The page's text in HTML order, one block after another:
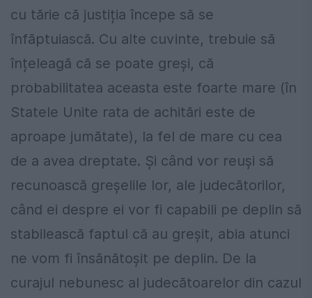
cu tărie că justiția începe să se
înfăptuiască. Cu alte cuvinte, trebuie să
înțeleagă că se poate greși, că
probabilitatea aceasta este foarte mare (în
Statele Unite rata de achitări este de
aproape jumătate), la fel de mare cu cea
de a avea dreptate. Și când vor reuși să
recunoască greșelile lor, ale judecătorilor,
când ei despre ei vor fi capabili pe deplin să
stabilească faptul că au greșit, abia atunci
ne vom fi însănătoșit pe deplin. De la
curajul nebunesc al judecătoarelor din cazul